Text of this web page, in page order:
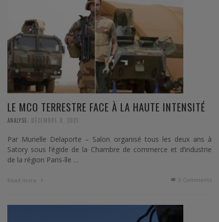
LE MCO TERRESTRE FACE À LA HAUTE INTENSITÉ
ANALYSE DÉCEMBRE 8, 2021
Par Murielle Delaporte – Salon organisé tous les deux ans à
Satory sous l’égide de la Chambre de commerce et d’industrie
de la région Paris-île …
Read more 0 Comments